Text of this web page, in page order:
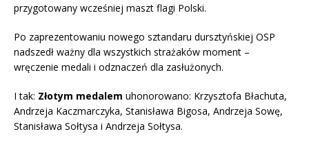
przygotowany wcześniej maszt flagi Polski.
Po zaprezentowaniu nowego sztandaru dursztyńskiej OSP
nadszedł ważny dla wszystkich strażaków moment –
wręczenie medali i odznaczeń dla zasłużonych.
I tak: Złotym medalem uhonorowano: Krzysztofa Błachuta,
Andrzeja Kaczmarczyka, Stanisława Bigosa, Andrzeja Sowę,
Stanisława Sołtysa i Andrzeja Sołtysa.